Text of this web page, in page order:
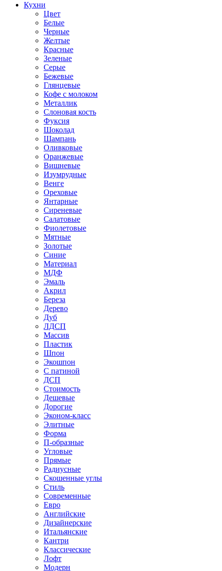
Кухни
Цвет
Белые
Черные
Желтые
Красные
Зеленые
Серые
Бежевые
Глянцевые
Кофе с молоком
Металлик
Слоновая кость
Фуксия
Шоколад
Шампань
Оливковые
Оранжевые
Вишневые
Изумрудные
Венге
Ореховые
Янтарные
Сиреневые
Салатовые
Фиолетовые
Мятные
Золотые
Синие
Материал
МДФ
Эмаль
Акрил
Береза
Дерево
Дуб
ЛДСП
Массив
Пластик
Шпон
Экошпон
С патиной
ДСП
Стоимость
Дешевые
Дорогие
Эконом-класс
Элитные
Форма
П-образные
Угловые
Прямые
Радиусные
Скошенные углы
Стиль
Современные
Евро
Английские
Дизайнерские
Итальянские
Кантри
Классические
Лофт
Модерн